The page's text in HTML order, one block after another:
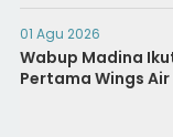
01 Agu 2026
Wabup Madina
Pertama Wings Air